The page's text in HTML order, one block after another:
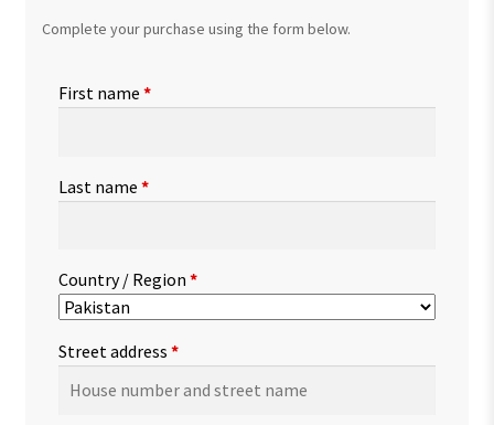
Complete your purchase using the form below.
First name *
Last name *
Country / Region *
Street address *